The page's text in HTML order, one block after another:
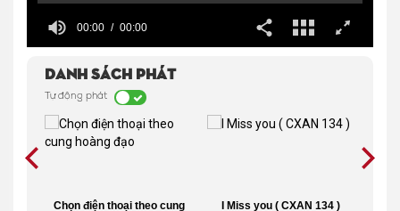
00:00 00:00
Danh sách phát
Tự động phát
Chọn điện thoại theo cung
I Miss you ( CXAN 134 )